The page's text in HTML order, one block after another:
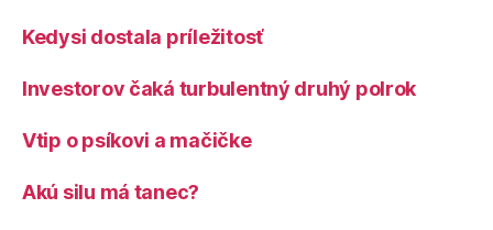
Kedysi dostala príležitosť
Investorov čaká turbulentný druhý polrok
Vtip o psíkovi a mačičke
Akú silu má tanec?